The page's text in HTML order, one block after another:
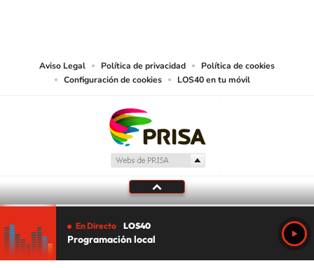
Aviso Legal Política de privacidad
Política de cookies
Configuración de cookies
LOS40 en tu móvil
En Directo LOS40
Programación local